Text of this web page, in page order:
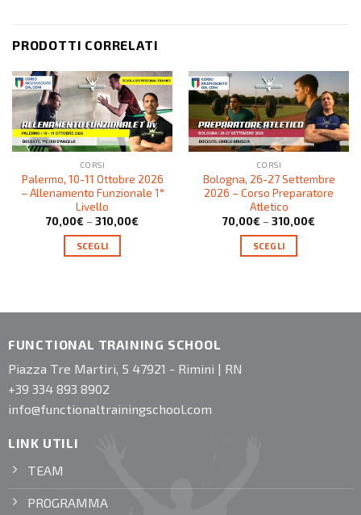
PRODOTTI CORRELATI
CORSI
Palermo, 10-11 Ottobre 2026
– Allenamento Funzionale 1°
Livello
70,00€ – 310,00€
SCEGLI
CORSI
Bologna, 26-27 Settembre
2026 – Corso Preparatore
Atletico
70,00€ – 310,00€
SCEGLI
FUNCTIONAL TRAINING SCHOOL
Piazza Tre Martiri, 5 47921 - Rimini | RN
+39 334 893 8902
info@functionaltrainingschool.com
LINK UTILI
TEAM
PROGRAMMA